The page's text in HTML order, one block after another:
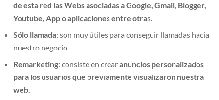
de esta red las Webs asociadas a Google, Gmail, Blogger,
Youtube, App o aplicaciones entre otras.
Sólo llamada: son muy útiles para conseguir llamadas hacia
nuestro negocio.
Remarketing: consiste en crearanuncios personalizados
para los usuarios que previamente visualizaron nuestra
web.